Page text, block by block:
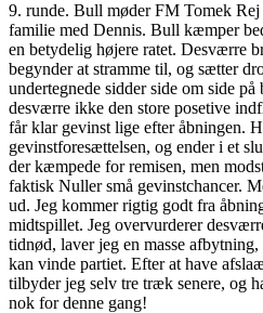
9. runde. Bull møder FM Tomek
familie med Dennis. Bull kæmper
en betydelig højere ratet. Desværre
begynder at stramme til, og sætter
undertegnede sidder side om side
desværre ikke den store posetive
får klar gevinst lige efter åbningen.
gevinstforesættelsen, og ender i et
der kæmpede for remisen, men
faktisk Nuller små gevinstchancer.
ud. Jeg kommer rigtig godt fra
midtspillet. Jeg overvurderer
tidnød, laver jeg en masse
kan vinde partiet. Efter at have
tilbyder jeg selv tre træk senere, og
nok for denne gang!